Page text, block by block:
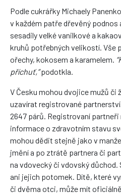
Podle cukrářky Michaely
v každém patře dřevěný
sesadily velké vanilkové a
kruhů potřebných velikostí. Vše
ořechy, kokosem a karamelem.
příchuť,”podotkla.
V Česku mohou dvojice mužů či
uzavírat registrované
2647 párů. Registrovaní
informace o zdravotním stavu
mohou dědit stejně jako v
jmění a po ztrátě partnera či
na vdovecký či vdovský
ani jejich potomek. Dítě, které
či dvěma otci, může mít